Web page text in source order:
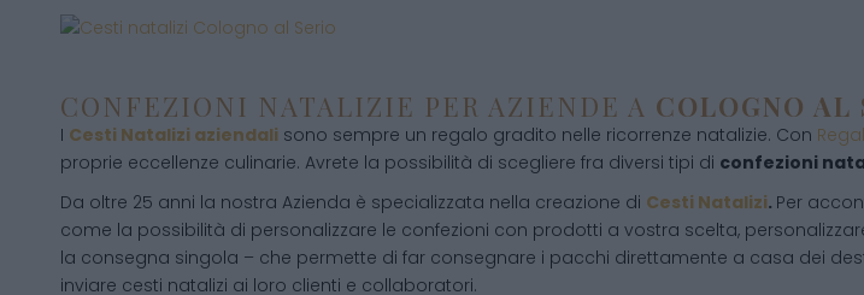
CONFEZIONI NATALIZIE PER AZIENDE A COLOGNO AL
I Cesti Natalizi aziendali sono sempre un regalo gradito nelle ricorrenze natalizie. Con
proprie eccellenze culinarie. Avrete la possibilità di scegliere fra diversi tipi di confezioni
Da oltre 25 anni la nostra Azienda è specializzata nella creazione di Cesti Natalizi. Per
come la possibilità di personalizzare le confezioni con prodotti a vostra scelta,
la consegna singola – che permette di far consegnare i pacchi direttamente a casa dei
inviare cesti natalizi ai loro clienti e collaboratori.